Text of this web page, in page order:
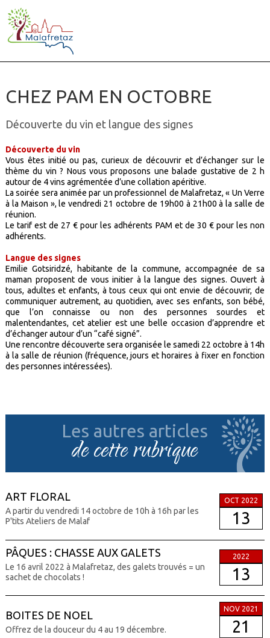
CHEZ PAM EN OCTOBRE
Découverte du vin et langue des signes
Découverte du vin
Vous êtes initié ou pas, curieux de découvrir et d’échanger sur le
thème du vin ? Nous vous proposons une balade gustative de 2 h
autour de 4 vins agrémentée d’une collation apéritive.
La soirée sera animée par un professionnel de Malafretaz, « Un Verre
à la Maison », le vendredi 21 octobre de 19h00 à 21h00 à la salle de
réunion.
Le tarif est de 27 € pour les adhérents PAM et de 30 € pour les non
adhérents.
Langue des signes
Emilie Gotsiridzé, habitante de la commune, accompagnée de sa
maman proposent de vous initier à la langue des signes. Ouvert à
tous, adultes et enfants, à tous ceux qui ont envie de découvrir, de
communiquer autrement, au quotidien, avec ses enfants, son bébé,
que l’on connaisse ou non des personnes sourdes et
malentendantes, cet atelier est une belle occasion d’apprendre et
d’échanger autour d’un “café signé”.
Une rencontre découverte sera organisée le samedi 22 octobre à 14h
à la salle de réunion (fréquence, jours et horaires à fixer en fonction
des personnes intéressées).
Les autres articles
de cette rubrique
ART FLORAL
A partir du vendredi 14 octobre de 10h à 16h par les
P'tits Ateliers de Malaf
OCT 2022
13
PÂQUES : CHASSE AUX GALETS
Le 16 avril 2022 à Malafretaz, des galets trouvés = un
sachet de chocolats !
2022
13
BOITES DE NOEL
Offrez de la douceur du 4 au 19 décembre.
NOV 2021
21